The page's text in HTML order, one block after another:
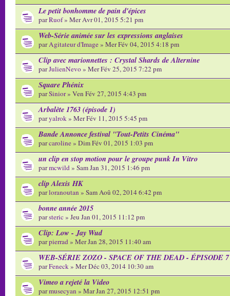
Le petit bonhomme de pain d'épices
parRuof» Mer Avr 01, 2015 5:21 pm
Web-Série animée sur les expressions anglaises
parAgitateur d'Image» Mer Fév 04, 2015 4:18 pm
Clip avec marionnettes : Crystal Shards de Alternine
parJulienNevo» Mer Fév 25, 2015 7:22 pm
Square Phénix
parSinior» Ven Fév 27, 2015 4:43 pm
Arbalète 1763 (épisode 1)
paryalrok» Mer Fév 11, 2015 5:45 pm
Bande Annonce festival "Tout-Petits Cinéma"
parcaroline» Dim Fév 01, 2015 1:03 pm
un clip en stop motion pour le groupe punk In Vitro
parmcwild» Sam Jan 31, 2015 1:46 pm
clip Alexis HK
parloranoutan » Sam Aoû 02, 2014 6:42 pm
bonne année 2015
parsteric» Jeu Jan 01, 2015 11:12 pm
Clip: Low - Jay Wud
parpierrad» Mer Jan 28, 2015 11:40 am
WEB-SÉRIE ZOZO - SPACE OF THE DEAD - ÉPISODE 7
parFeneck» Mer Déc 03, 2014 10:30 am
Vimeo a rejeté la Video
parmusecyan » Mar Jan 27, 2015 12:51 pm